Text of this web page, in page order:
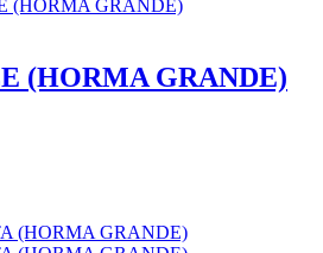
(HORMA GRANDE)